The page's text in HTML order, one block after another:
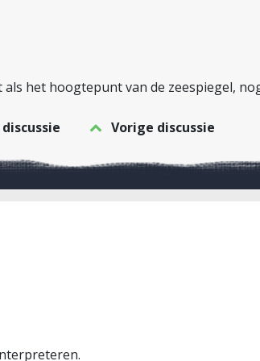
het hoogtepunt van de zeespiegel,
Vorige discussie